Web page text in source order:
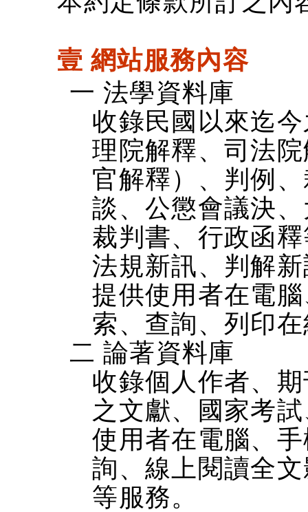
壹 網站服務內容
一 法學資料庫
收錄民國以來迄
理院解釋、司法
官解釋）、判例
談、公懲會議決
裁判書、行政函
法規新訊、判解
提供使用者在電
索、查詢、列印
二 論著資料庫
收錄個人作者、
之文獻、國家考
使用者在電腦、
詢、線上閱讀全
等服務。